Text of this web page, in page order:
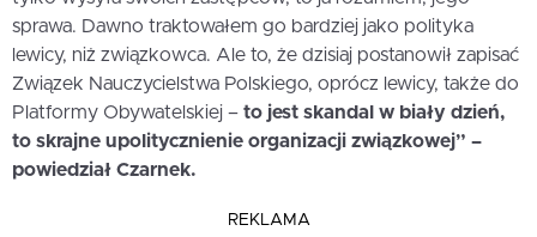
sprawa. Dawno traktowałem go bardziej jako polityka
lewicy, niż związkowca. Ale to, że dzisiaj postanowił zapisać
Związek Nauczycielstwa Polskiego, oprócz lewicy, także do
Platformy Obywatelskiej – to jest skandal w biały dzień,
to skrajne upolitycznienie organizacji związkowej” –
powiedział Czarnek.
REKLAMA